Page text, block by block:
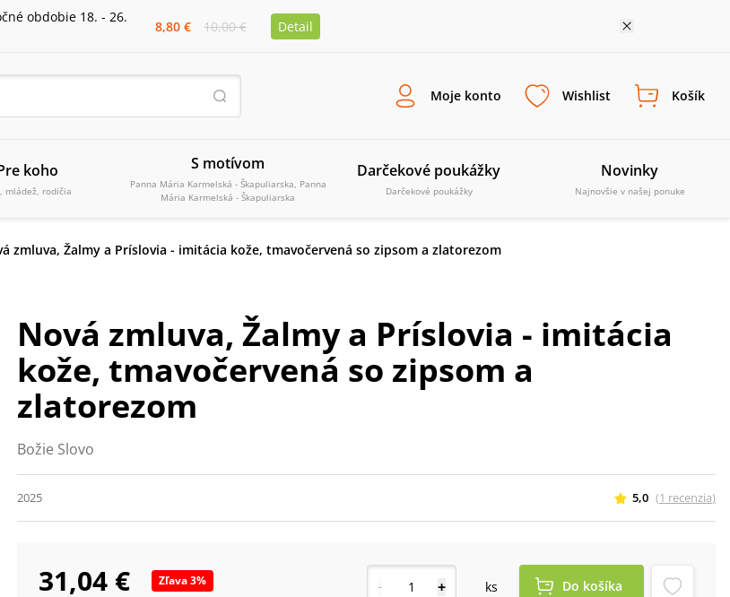
obdobie 18. - 26.
8,80 € 10,00 € Detail
Moje konto Wishlist Košík
koho
mládež, rodičia
S motívom
Panna Mária Karmelská - Škapuliarska, Panna
Mária Karmelská - Škapuliarska
Darčekové poukážky
Darčekové poukážky
Novinky
Najnovšie v našej ponuke
zmluva, Žalmy a Príslovia - imitácia kože, tmavočervená so zipsom a zlatorezom
Nová zmluva, Žalmy a Príslovia - imitácia
kože, tmavočervená so zipsom a
zlatorezom
Božie Slovo
2025 5,0 (1 recenzia)
31,04 € Zľava3% - + ks Do košíka